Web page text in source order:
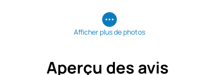
Afficher plus de photos
Aperçu des avis